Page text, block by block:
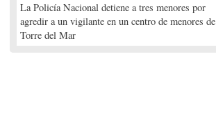
La Policía Nacional detiene a tres menores por
agredir a un vigilante en un centro de menores de
Torre del Mar